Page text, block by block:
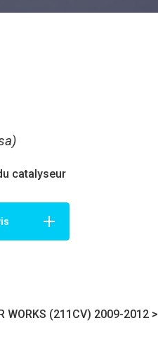
catalyseur
WORKS (211CV) 2009-2012 >